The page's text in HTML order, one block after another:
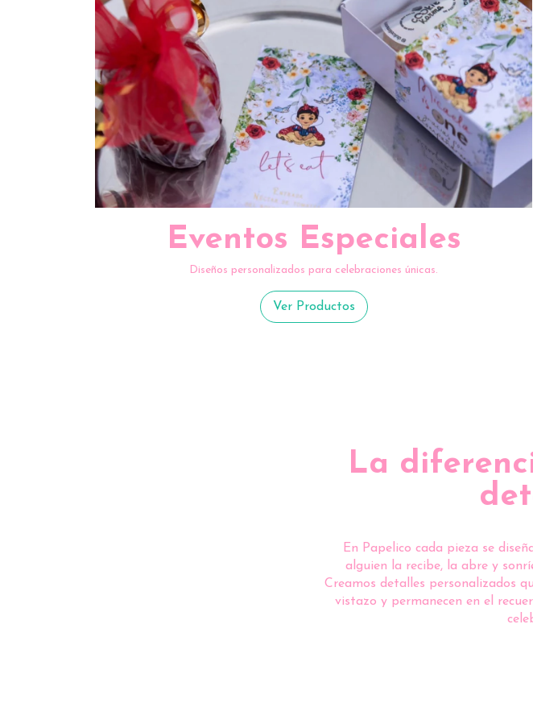
Eventos Especiales
Diseños personalizados para celebraciones únicas.
Ver Productos
La
En Papelico cada pieza se
alguien la recibe, la abre y
Creamos detalles personalizados
vistazo y permanecen en el